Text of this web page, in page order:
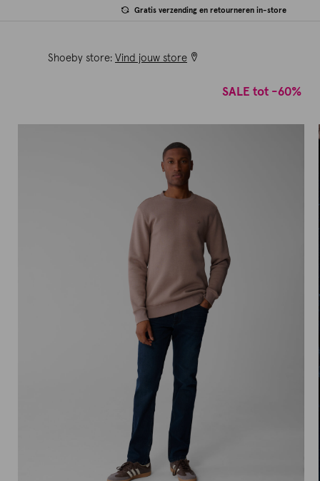
Gratis verzending en retourneren in-store
Shoeby store: Vind jouw store
SALE tot -60%